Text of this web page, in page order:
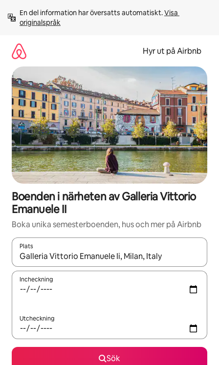
innehåll
En del information har översatts automatiskt. Visa
originalspråk
Hyr ut på Airbnb
Boenden i närheten av Galleria Vittorio
Emanuele II
Boka unika semesterboenden, hus och mer på Airbnb
Plats
När resultaten är tillgängliga kan du navigera med upp- och
Incheckning
Utcheckning
Sök